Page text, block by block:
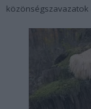
közönségszavazatok